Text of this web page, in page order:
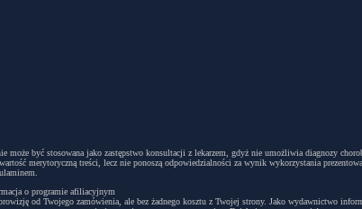
być stosowana jako zastępstwo konsultacji z lekarzem, gdyż nie umożliwia diagnozy
merytoryczną treści, lecz nie ponoszą odpowiedzialności za wynik wykorzystania
o programie afiliacyjnym
od Twojego zamówienia, ale bez żadnego kosztu z Twojej strony. Jako wydawnictwo